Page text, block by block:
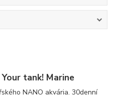
tank! Marine
NANO akvária. 30denní